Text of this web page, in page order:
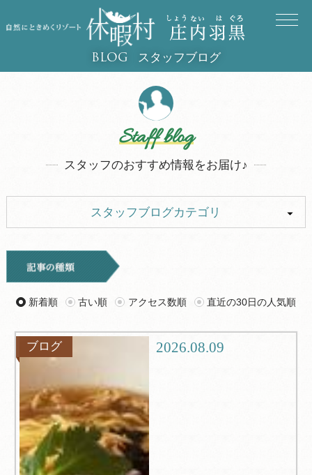
BLOG スタッフブログ
Staff blog
スタッフのおすすめ情報をお届け♪
スタッフブログカテゴリ
キャンプ
旅行記 ツアー
グルメ
新着順 古い順 アクセス数順 直近の30日の人気順
ブログ 2026.08.09